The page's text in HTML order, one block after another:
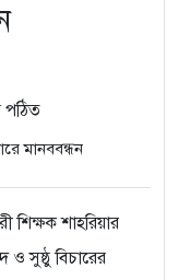
পঠিত
শিক্ষক শাহরিয়ার
ও সুষ্ঠু বিচারের